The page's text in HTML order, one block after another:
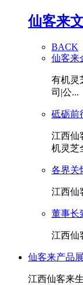
仙客来
BACK
仙客来
有机灵
司|公...
砥砺前
江西仙
机灵芝
各界关
江西仙
董事长
江西仙
仙客来产品
江西仙客来